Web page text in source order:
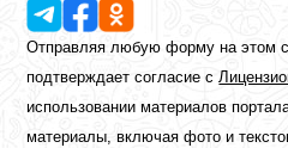
Отправляя любую форму на этом
подтверждает согласие с
использовании материалов
материалы, включая фото и